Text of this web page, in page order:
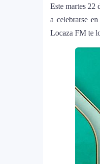
Este martes
a celebrarse
Locaza FM te